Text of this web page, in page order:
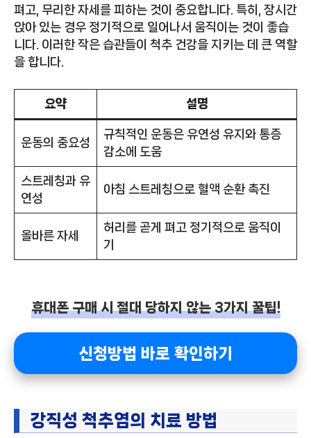
펴고, 무리한 자세를 피하는 것이 중요합니다. 특히, 장시간
앉아 있는 경우 정기적으로 일어나서 움직이는 것이 좋습
니다. 이러한 작은 습관들이 척추 건강을 지키는 데 큰 역할
을 합니다.
요약 설명
운동의 중요성
규칙적인 운동은 유연성 유지와 통증
감소에 도움
스트레칭과 유
연성
아침 스트레칭으로 혈액 순환 촉진
올바른 자세
허리를 곧게 펴고 정기적으로 움직이
기
휴대폰 구매 시 절대 당하지 않는 3가지 꿀팁!
신청방법 바로 확인하기
강직성 척추염의 치료 방법